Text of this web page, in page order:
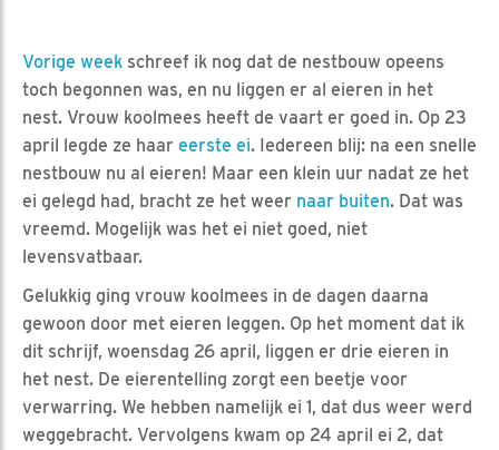
Vorige week schreef ik nog dat de nestbouw opeens
toch begonnen was, en nu liggen er al eieren in het
nest. Vrouw koolmees heeft de vaart er goed in. Op 23
april legde ze haar eerste ei. Iedereen blij: na een snelle
nestbouw nu al eieren! Maar een klein uur nadat ze het
ei gelegd had, bracht ze het weer naar buiten. Dat was
vreemd. Mogelijk was het ei niet goed, niet
levensvatbaar.
Gelukkig ging vrouw koolmees in de dagen daarna
gewoon door met eieren leggen. Op het moment dat ik
dit schrijf, woensdag 26 april, liggen er drie eieren in
het nest. De eierentelling zorgt een beetje voor
verwarring. We hebben namelijk ei 1, dat dus weer werd
weggebracht. Vervolgens kwam op 24 april ei 2, dat